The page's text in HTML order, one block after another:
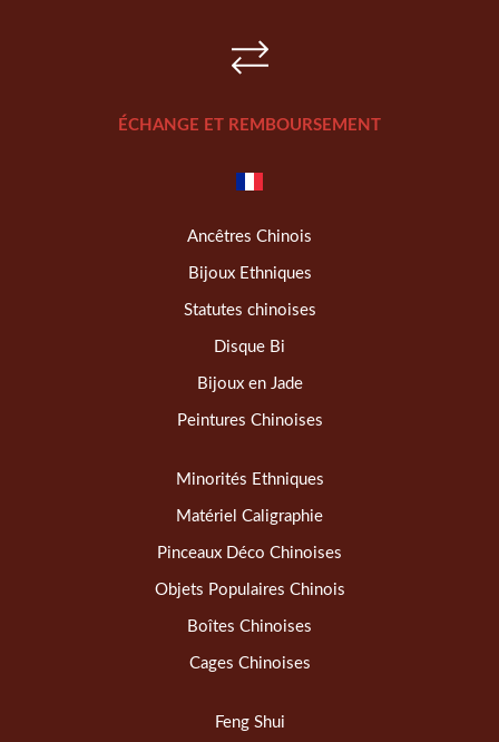
ÉCHANGE ET REMBOURSEMENT
Ancêtres Chinois
Bijoux Ethniques
Statutes chinoises
Disque Bi
Bijoux en Jade
Peintures Chinoises
Minorités Ethniques
Matériel Caligraphie
Pinceaux Déco Chinoises
Objets Populaires Chinois
Boîtes Chinoises
Cages Chinoises
Feng Shui